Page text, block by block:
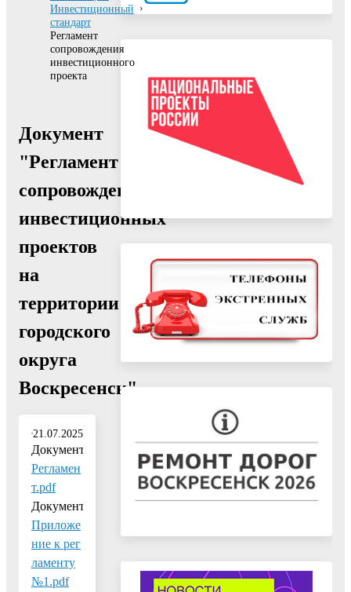
Инвестиционный
стандарт
Регламент
сопровождения
инвестиционного
проекта
Документ
"Регламент
сопровождения
инвестиционных
проектов
на
территории
городского
округа
Воскресенск"
21.07.2025
Документ:
Регламен
т.pdf
Документ:
Приложе
ние к рег
ламенту
№1.pdf